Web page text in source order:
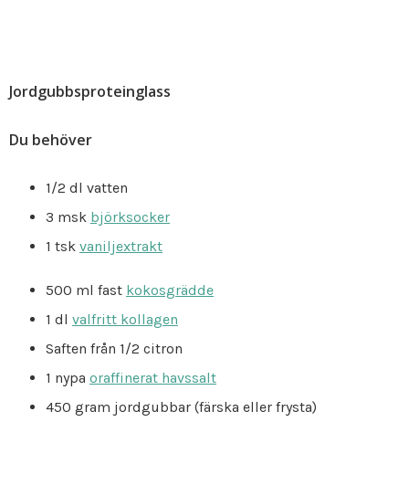
Jordgubbsproteinglass
Du behöver
1/2 dl vatten
3 msk björksocker
1 tsk vaniljextrakt
500 ml fast kokosgrädde
1 dl valfritt kollagen
Saften från 1/2 citron
1 nypa oraffinerat havssalt
450 gram jordgubbar (färska eller frysta)